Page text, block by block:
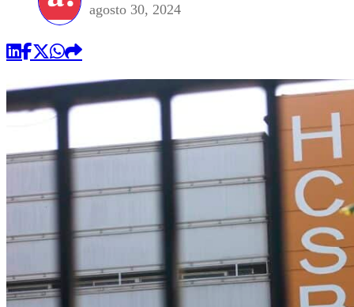
agosto 30, 2024